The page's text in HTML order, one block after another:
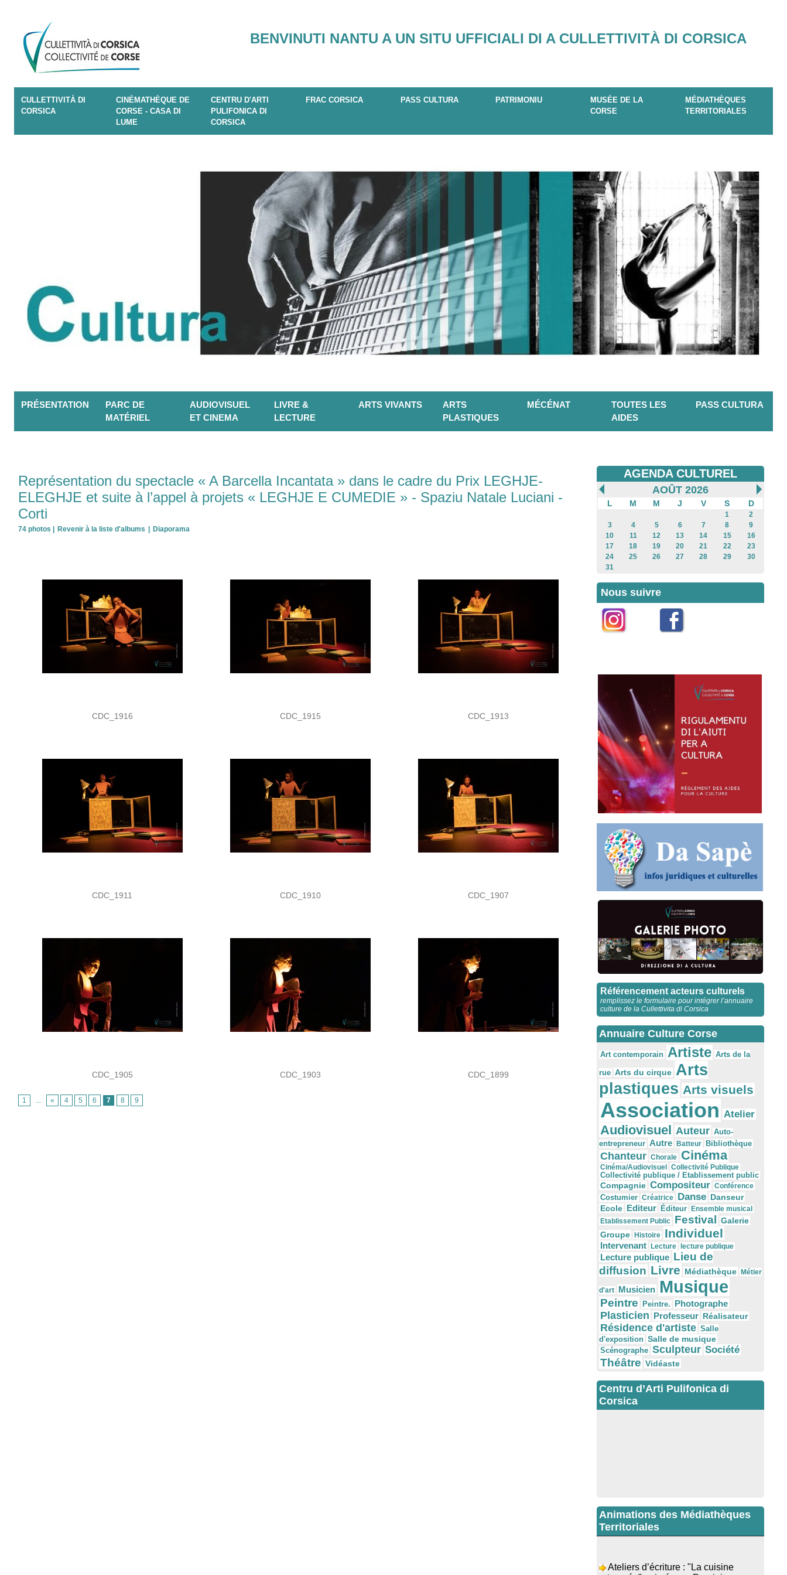
BENVINUTI NANTU A UN SITU UFFICIALI DI A CULLETTIVITÀ DI CORSICA
CULLETTIVITÀ DI
CORSICA
CINÉMATHÈQUE DE
CORSE - CASA DI
LUME
CENTRU D'ARTI
PULIFONICA DI
CORSICA
FRAC CORSICA PASS CULTURA PATRIMONIU
MUSÉE DE LA
CORSE
MÉDIATHÈQUES
TERRITORIALES
PRÉSENTATION
PARC DE
MATÉRIEL
AUDIOVISUEL
ET CINEMA
LIVRE &
LECTURE
ARTS VIVANTS
ARTS
PLASTIQUES
MÉCÉNAT
TOUTES LES
AIDES
PASS CULTURA
Représentation du spectacle « A Barcella Incantata » dans le cadre du Prix LEGHJE-
ELEGHJE et suite à l’appel à projets « LEGHJE E CUMEDIE » - Spaziu Natale Luciani -
Corti
74 photos Revenir à la liste d'albums Diaporama
CDC_1916 CDC_1915 CDC_1913
CDC_1911 CDC_1910 CDC_1907
CDC_1905 CDC_1903 CDC_1899
1 ... « 4 5 6 7 8 9
AGENDA CULTUREL
AOÛT 2026
L M M J V S D
1
2
3
4 5 6 7 8
9
10
11 12 13 14 15
16
17
18 19 20 21 22
23
24
25 26 27 28 29
30
31
Nous suivre
Référencement acteurs culturels
remplissez le formulaire pour intégrer l’annuaire
culture de la Cullettivita di Corsica
Annuaire Culture Corse
Art contemporain Artiste Arts de la
rue Arts du cirque Arts
plastiques Arts visuels
Association Atelier
Audiovisuel Auteur Auto-
entrepreneur Autre Batteur Bibliothèque
Chanteur Chorale Cinéma
Cinéma/Audiovisuel
Collectivité Publique
Collectivité publique / Etablissement public
Compagnie Compositeur Conférence
Costumier Créatrice Danse Danseur
Ecole Editeur Éditeur
Ensemble musical
Etablissement Public Festival Galerie
Groupe
Histoire Individuel
Intervenant Lecture lecture publique
Lecture publique Lieu de
diffusion Livre Médiathèque Métier
d'art Musicien Musique
Peintre Peintre. Photographe
Plasticien Professeur Réalisateur
Résidence d'artiste Salle
d'exposition Salle de musique
Scénographe Sculpteur Société
Théâtre Vidéaste
Centru d’Arti Pulifonica di
Corsica
Animations des Médiathèques
Territoriales
retrouvée" animés par Dominique